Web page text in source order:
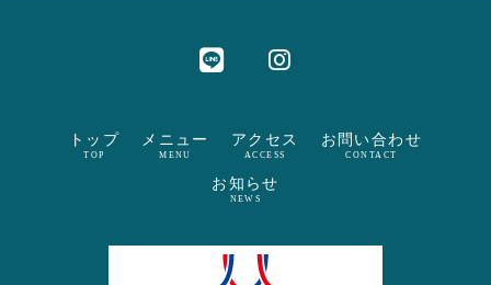
トップ
TOP
メニュー
MENU
アクセス
ACCESS
お問い合わせ
CONTACT
お知らせ
NEWS